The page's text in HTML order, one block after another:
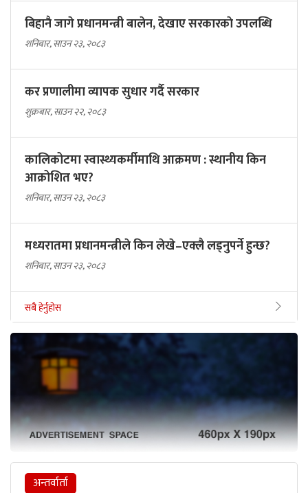
बिहानै जागे प्रधानमन्त्री बालेन, देखाए सरकारकाे उपलब्धि
शनिबार, साउन २३, २०८३
कर प्रणालीमा व्यापक सुधार गर्दै सरकार
शुक्रबार, साउन २२, २०८३
कालिकोटमा स्वास्थ्यकर्मीमाथि आक्रमण : स्थानीय किन
आक्रोशित भए?
शनिबार, साउन २३, २०८३
मध्यरातमा प्रधानमन्त्रीले किन लेखे–एक्लै लड्नुपर्ने हुन्छ?
शनिबार, साउन २३, २०८३
सबै हेर्नुहोस
अन्तर्वार्ता